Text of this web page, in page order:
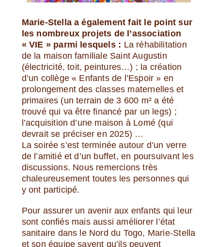
Marie-Stella a également fait le point sur
les nombreux projets de l’association
« VIE » parmi lesquels : La réhabilitation
de la maison familiale Saint Augustin
(électricité, toit, peintures…) ; la création
d’un collège « Enfants de l’Espoir » en
prolongement des classes maternelles et
primaires (un terrain de 3 600 m² a été
trouvé qui va être financé par un legs) ;
l’acquisition d’une maison à Lomé (qui
devrait se préciser en 2025) …
La soirée s’est terminée autour d’un verre
de l’amitié et d’un buffet, en poursuivant les
discussions. Nous remercions très
chaleureusement toutes les personnes qui
y ont participé.
Pour assurer un avenir aux enfants qui leur
sont confiés mais aussi améliorer l’état
sanitaire dans le Nord du Togo, Marie-Stella
et son équipe savent qu’ils peuvent